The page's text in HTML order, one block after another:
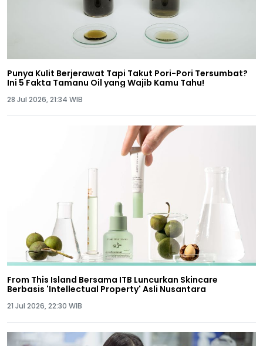
Punya Kulit Berjerawat Tapi Takut Pori-Pori Tersumbat?
Ini 5 Fakta Tamanu Oil yang Wajib Kamu Tahu!
28 Jul 2026, 21:34 WIB
From This Island Bersama ITB Luncurkan Skincare
Berbasis 'Intellectual Property' Asli Nusantara
21 Jul 2026, 22:30 WIB